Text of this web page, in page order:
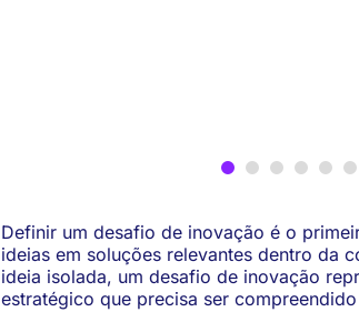
Definir um desafio de inovação é o
ideias em soluções relevantes dentro da
ideia isolada, um desafio de inovação
estratégico que precisa ser